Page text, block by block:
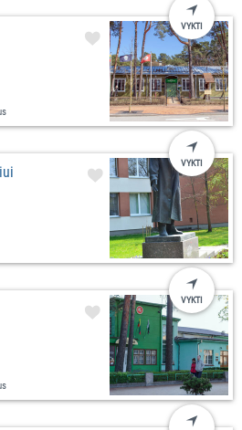
VYKTI
VYKTI
VYKTI